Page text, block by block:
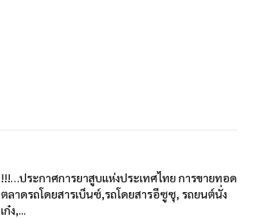
!!!…ประกาศการยาสูบแห่งประเทศไทย การขายทอด
ตลาดรถโดยสารเบ็นซ์,รถโดยสารอีซูซุ, รถยนต์นั่ง
เก๋ง,...